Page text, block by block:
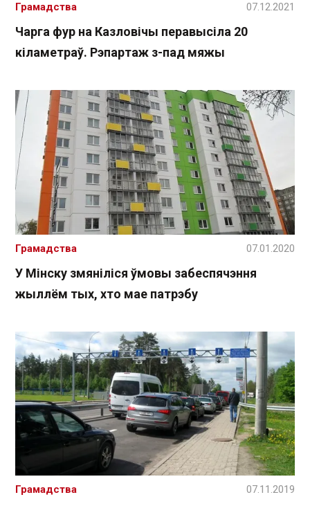
Чарга фур на Казловічы перавысіла 20
кіламетраў. Рэпартаж з-пад мяжы
Грамадства 07.12.2021
У Мінску змяніліся ўмовы забеспячэння
жыллём тых, хто мае патрэбу
Грамадства 07.01.2020
Грамадства 07.11.2019